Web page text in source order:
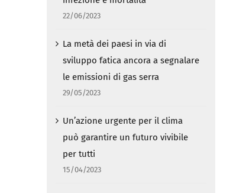
22/06/2023
La metà dei paesi in via di
sviluppo fatica ancora a segnalare
le emissioni di gas serra
29/05/2023
Un’azione urgente per il clima
può garantire un futuro vivibile
per tutti
15/04/2023